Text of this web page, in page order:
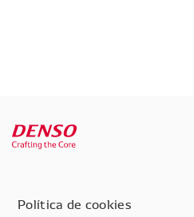
Política de cookies